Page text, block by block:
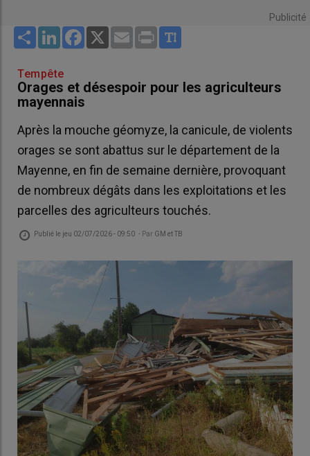
Publicité
Share LinkedInFacebook
X Email Print
Tempête
Orages et désespoir pour les agriculteurs
mayennais
Après la mouche géomyze, la canicule, de violents
orages se sont abattus sur le département de la
Mayenne, en fin de semaine dernière, provoquant
de nombreux dégâts dans les exploitations et les
parcelles des agriculteurs touchés.
Publié le jeu 02/07/2026 - 09:50 - Par GM et TB